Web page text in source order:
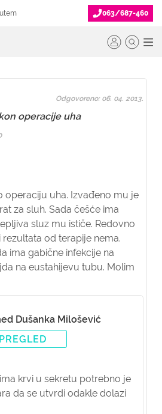
063/687-460
operacije uha
operaciju uha. Izvađeno mu je
za sluh. Sada češće ima
sluz mu ističe. Redovno
od terapije nema.
ima gabične infekcije na
na eustahijevu tubu. Molim
Odgovoreno: 06. 04. 2013.
Dušanka Milošević
krvi u sekretu potrebno je
da se utvrdi odakle dolazi